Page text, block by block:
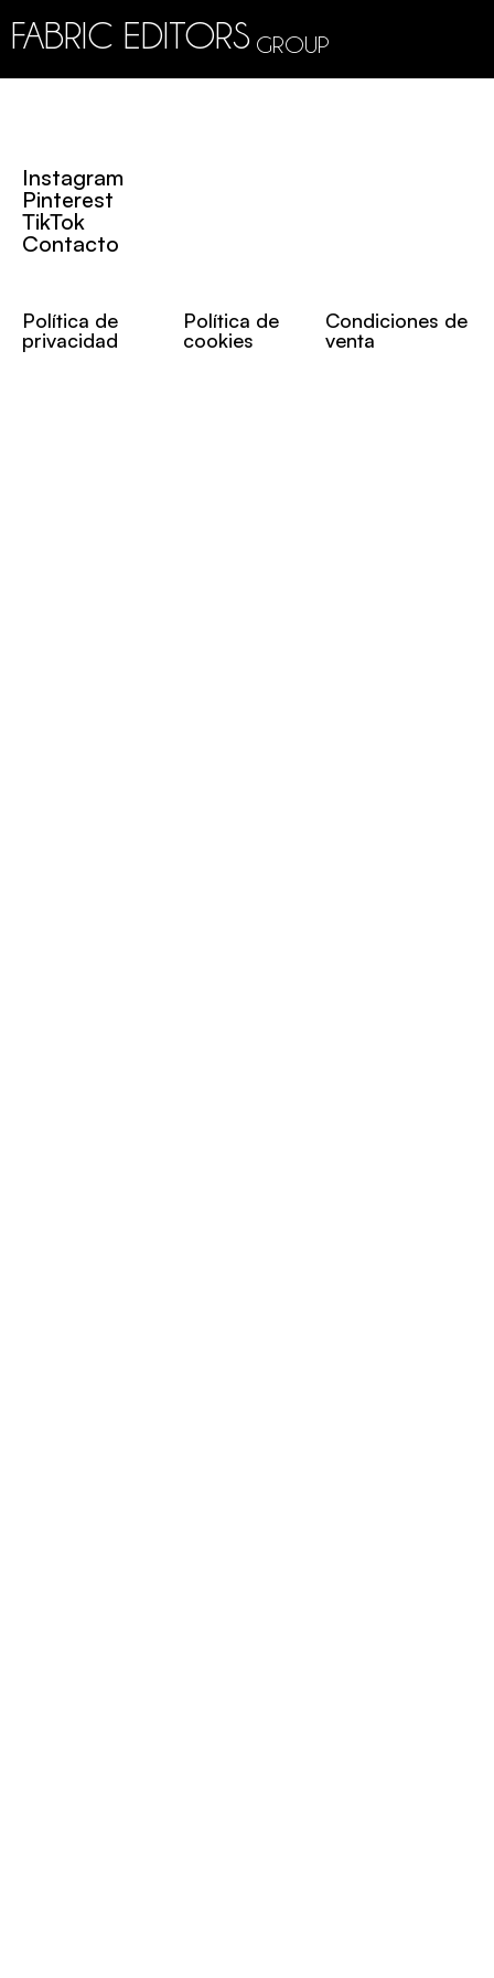
FABRIC EDITORS GROUP
Instagram
Pinterest
TikTok
Contacto
Política de
privacidad
Política de
cookies
Condiciones de
venta